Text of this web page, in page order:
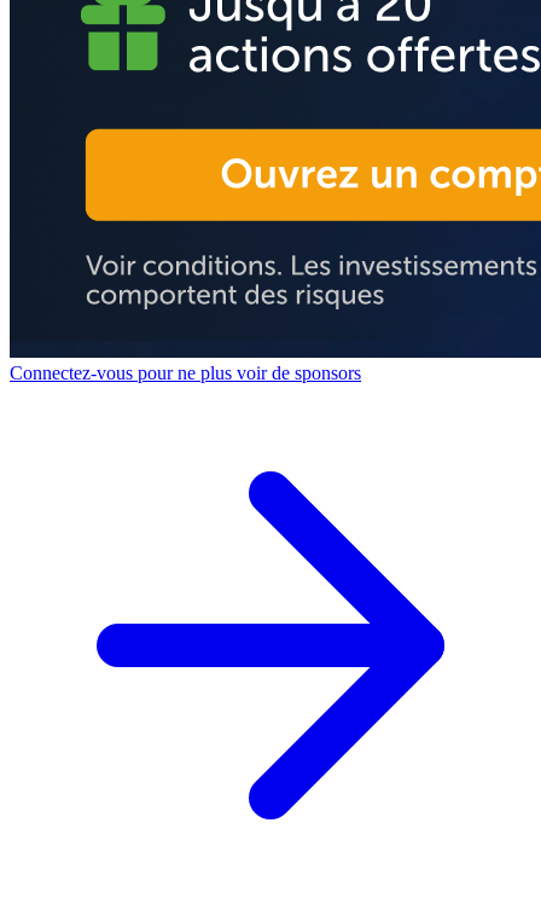
Connectez-vous pour ne plus voir de sponsors